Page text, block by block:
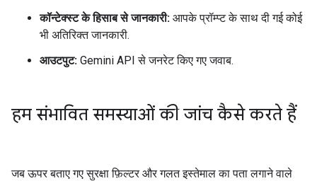
कॉन्टेक्स्ट के हिसाब से जानकारी: आपके प्रॉम्प्ट के साथ दी गई कोई
भी अतिरिक्त जानकारी.
आउटपुट: Gemini API से जनरेट किए गए जवाब.
हम संभावित समस्याओं की जांच कैसे करते हैं
जब ऊपर बताए गए सुरक्षा फ़िल्टर और गलत इस्तेमाल का पता लगाने वाले